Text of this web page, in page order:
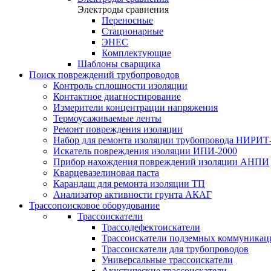
Электроды сравнения
Переносные
Стационарные
ЭНЕС
Комплектующие
Шаблоны сварщика
Поиск повреждений трубопроводов
Контроль сплошности изоляции
Контактное диагностирование
Измерители концентрации напряжения
Термоусаживаемые ленты
Ремонт повреждения изоляции
Набор для ремонта изоляции трубопровода
Искатель повреждения изоляции ИПИ-2000
Прибор нахождения повреждений изоляции АНПИ
Кварцевазелиновая паста
Карандаш для ремонта изоляции ТП
Анализатор активности грунта АКАГ
Трассопоисковое оборудование
Трассоискатели
Трассодефектоискатели
Трассоискатели подземных
Трассоискатели для трубопроводов
Универсальные трассоискатели